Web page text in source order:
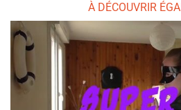
À DÉCOUVRIR